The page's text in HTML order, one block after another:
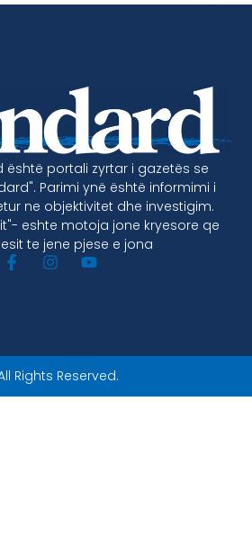
është portali zyrtar i gazetës se
Parimi ynë është informimi i
ne objektivitet dhe investigim.
eshte motoja jone kryesore qe
te jene pjese e jona
Rights Reserved.